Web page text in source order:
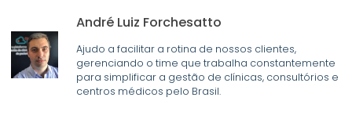
André Luiz Forchesatto
Ajudo a facilitar a rotina de nossos clientes,
gerenciando o time que trabalha constantemente
para simplificar a gestão de clínicas, consultórios e
centros médicos pelo Brasil.